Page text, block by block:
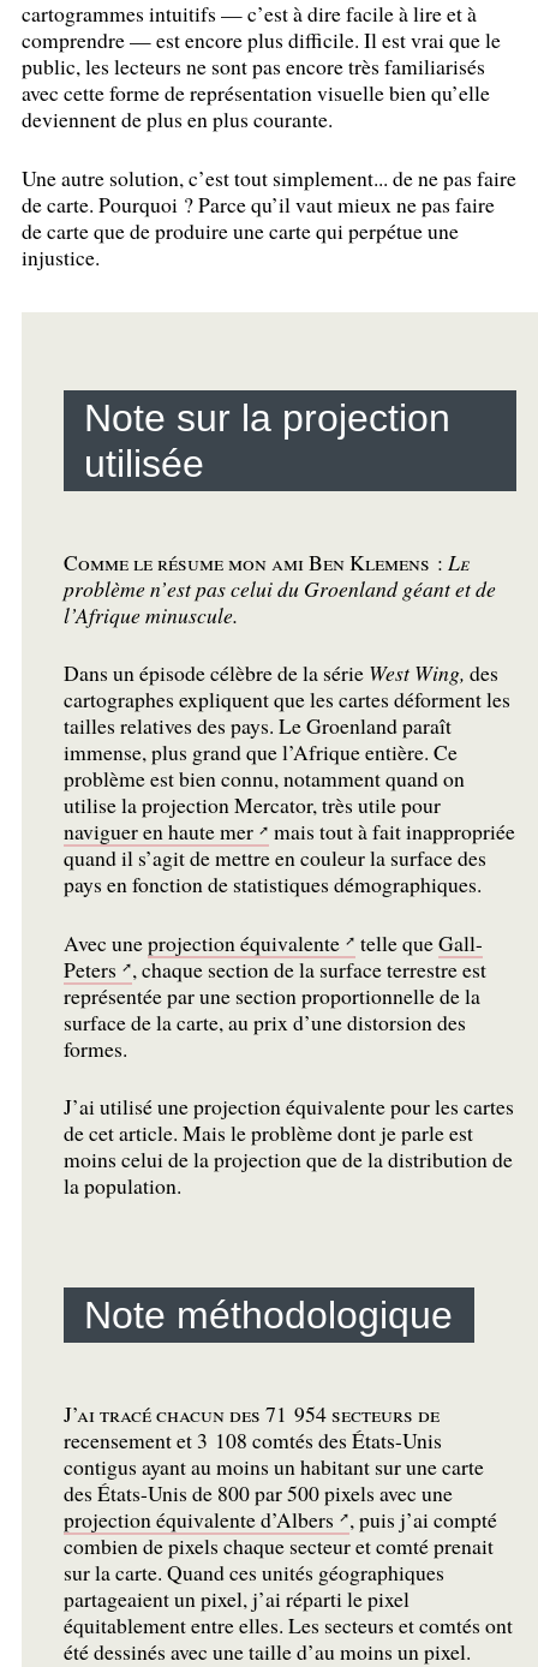
cartogrammes intuitifs — c’est à dire facile à lire et à
comprendre — est encore plus difficile. Il est vrai que le
public, les lecteurs ne sont pas encore très familiarisés
avec cette forme de représentation visuelle bien qu’elle
deviennent de plus en plus courante.
Une autre solution, c’est tout simplement... de ne pas faire
de carte. Pourquoi ? Parce qu’il vaut mieux ne pas faire
de carte que de produire une carte qui perpétue une
injustice.
Note sur la projection
utilisée
Comme le résume mon ami Ben Klemens : Le
problème n’est pas celui du Groenland géant et de
l’Afrique minuscule.
Dans un épisode célèbre de la série West Wing, des
cartographes expliquent que les cartes déforment les
tailles relatives des pays. Le Groenland paraît
immense, plus grand que l’Afrique entière. Ce
problème est bien connu, notamment quand on
utilise la projection Mercator, très utile pour
naviguer en haute mer
mais tout à fait inappropriée
quand il s’agit de mettre en couleur la surface des
pays en fonction de statistiques démographiques.
Avec uneprojection équivalente telle queGall-
Peters
, chaque section de la surface terrestre est
représentée par une section proportionnelle de la
surface de la carte, au prix d’une distorsion des
formes.
J’ai utilisé une projection équivalente pour les cartes
de cet article. Mais le problème dont je parle est
moins celui de la projection que de la distribution de
la population.
Note méthodologique
J’ai tracé chacun des 71 954 secteurs de
recensement et 3 108 comtés des États-Unis
contigus ayant au moins un habitant sur une carte
des États-Unis de 800 par 500 pixels avec une
projection équivalente d’Albers
, puis j’ai compté
combien de pixels chaque secteur et comté prenait
sur la carte. Quand ces unités géographiques
partageaient un pixel, j’ai réparti le pixel
équitablement entre elles. Les secteurs et comtés ont
été dessinés avec une taille d’au moins un pixel.